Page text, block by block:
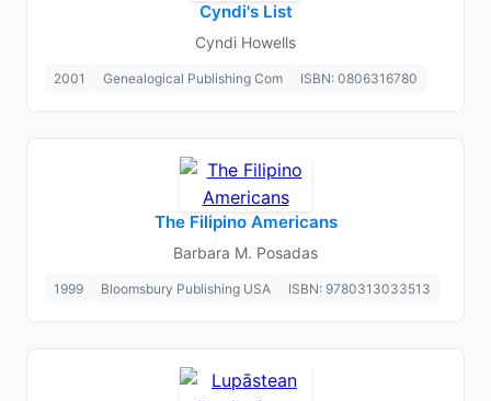
Cyndi's List
Cyndi Howells
2001 Genealogical Publishing Com ISBN: 0806316780
The Filipino Americans
Barbara M. Posadas
1999 Bloomsbury Publishing USA ISBN: 9780313033513